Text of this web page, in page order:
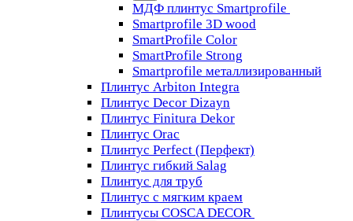
МДФ плинтус Smartprofile
Smartprofile 3D wood
SmartProfile Color
SmartProfile Strong
Smartprofile металлизированный
Плинтус Arbiton Integra
Плинтус Decor Dizayn
Плинтус Finitura Dekor
Плинтус Orac
Плинтус Perfect (Перфект)
Плинтус гибкий Salag
Плинтус для труб
Плинтус с мягким краем
Плинтусы COSCA DECOR